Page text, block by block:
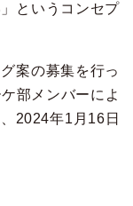
というコンセプ
案の募集を行っ
部メンバーによ
2024年1月16日